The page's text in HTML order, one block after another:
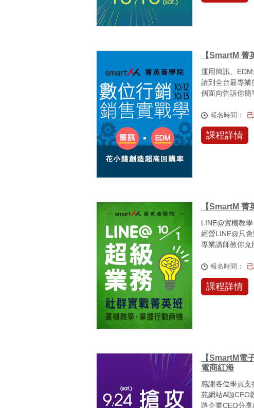
【SmartM 菁
運用簡訊、
請到全台最專業
個面向告訴你簡
報名時間：
課程詳情
【SmartM
LINE@實機教
經營LINE@只
專業講師教你克
報名時間：
課程詳情
【SmartM電
電商紅海
感謝各位學員
苑網站A咖CEO
路企業CEO分